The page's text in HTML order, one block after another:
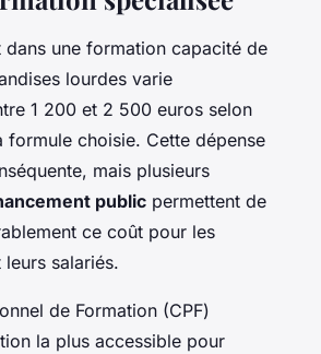
dans une formation capacité de
lourdes varie
1 200 et 2 500 euros selon
formule choisie. Cette dépense
mais plusieurs
public permettent de
ce coût pour les
salariés.
de Formation (CPF)
la plus accessible pour